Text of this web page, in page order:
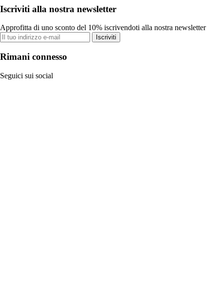
Iscriviti alla nostra newsletter
Approfitta di uno sconto del 10% iscrivendoti alla nostra newsletter
Iscriviti
Rimani connesso
Seguici sui social